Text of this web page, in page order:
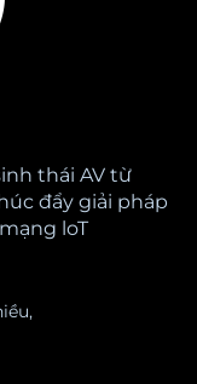
thái AV từ
đẩy giải pháp
loT